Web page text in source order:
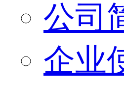
公司
企业